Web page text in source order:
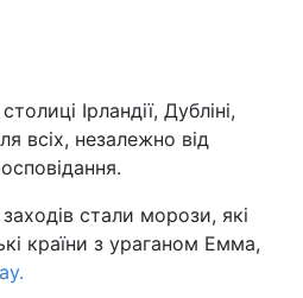
Ірландії, Дубліні,
всіх, незалежно від
стали морози, які
країни з ураганом Емма,